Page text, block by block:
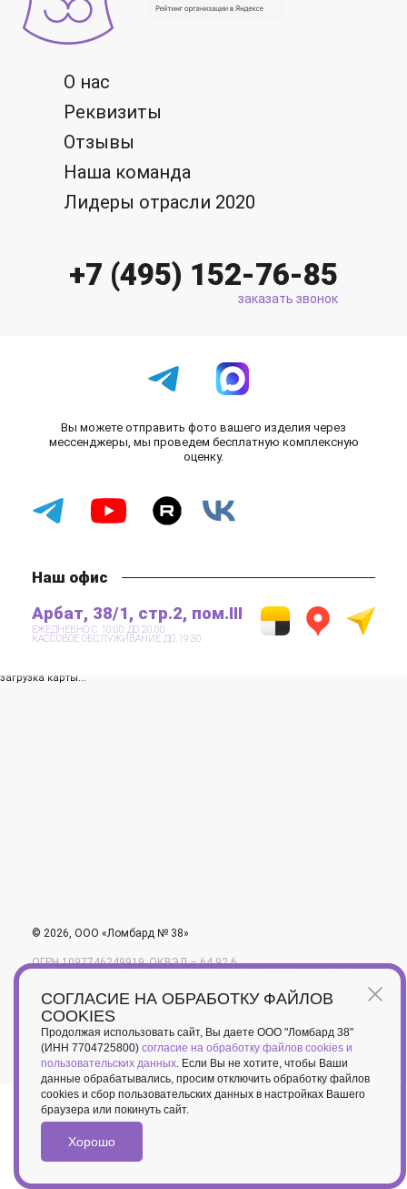
О нас
Реквизиты
Отзывы
Наша команда
Лидеры отрасли 2020
+7 (495) 152-76-85
заказать звонок
Вы можете отправить фото вашего изделия через
мессенджеры, мы проведем бесплатную комплексную
оценку.
Наш офис
Арбат, 38/1, стр.2, пом.III
ЕЖЕДНЕВНО С 10:00 ДО 20:00
КАССОВОЕ ОБСЛУЖИВАНИЕ ДО 19:30
загрузка карты...
© 2026, ООО «Ломбард № 38»
ОГРН 1097746249919; ОКВЭД – 64.92.6
политика конфиденциальности
пользовательское соглашение
СОГЛАСИЕ НА ОБРАБОТКУ ФАЙЛОВ
COOKIES
Продолжая использовать сайт, Вы даете ООО "Ломбард 38"
(ИНН 7704725800) согласие на обработку файлов cookies и
пользовательских данных. Если Вы не хотите, чтобы Ваши
данные обрабатывались, просим отключить обработку файлов
cookies и сбор пользовательских данных в настройках Вашего
браузера или покинуть сайт.
Хорошо